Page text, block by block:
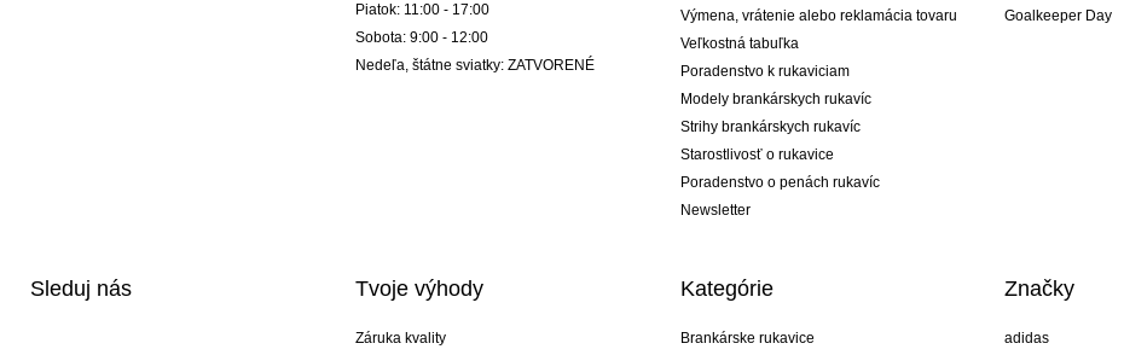
Piatok: 11:00 - 17:00
Sobota: 9:00 - 12:00
Nedeľa, štátne sviatky: ZATVORENÉ
Výmena, vrátenie alebo reklamácia tovaru
Veľkostná tabuľka
Poradenstvo k rukaviciam
Modely brankárskych rukavíc
Strihy brankárskych rukavíc
Starostlivosť o rukavice
Poradenstvo o penách rukavíc
Newsletter
Goalkeeper Day
Sleduj nás Tvoje výhody
Záruka kvality
Kategórie
Brankárske rukavice
Značky
adidas